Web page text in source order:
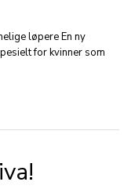
løpere En ny
for kvinner som